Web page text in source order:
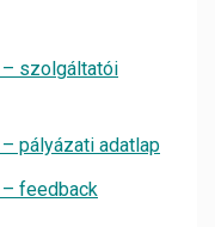
– szolgáltatói
pályázati adatlap
– feedback